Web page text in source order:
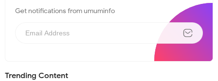
Get notifications from umuminfo
Trending Content